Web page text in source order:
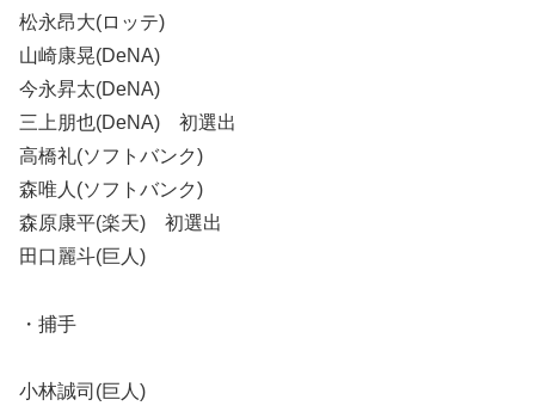
松永昂大(ロッテ)
山崎康晃(DeNA)
今永昇太(DeNA)
三上朋也(DeNA) 初選出
高橋礼(ソフトバンク)
森唯人(ソフトバンク)
森原康平(楽天) 初選出
田口麗斗(巨人)
・捕手
小林誠司(巨人)